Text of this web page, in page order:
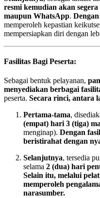
resmi kemudian akan segera
maupun WhatsApp.
memperoleh kepastian
mempersiapkan diri dengan
Fasilitas Bagi Peserta:
Sebagai bentuk pelayanan,
menyediakan berbagai
peserta. Secara rinci, antara
Pertama-tama,
(empat) hari 3 (tiga)
menginap). Dengan
beristirahat dengan
Selanjutnya, tersedia
selama 2 (dua) hari
Selain itu, melalui
memperoleh
narasumber.